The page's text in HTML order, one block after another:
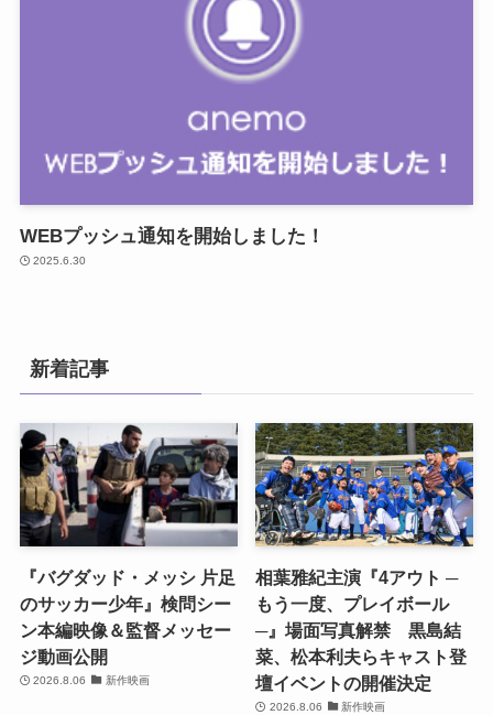
WEBプッシュ通知を開始しました！
2025.6.30
新着記事
『バグダッド・メッシ 片足
のサッカー少年』検問シー
ン本編映像＆監督メッセー
ジ動画公開
2026.8.06 新作映画
相葉雅紀主演『4アウト ─
もう一度、プレイボール
─』場面写真解禁 黒島結
菜、松本利夫らキャスト登
壇イベントの開催決定
2026.8.06 新作映画